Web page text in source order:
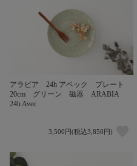
アラビア 24h アベック プレート
20cm グリーン 磁器 ARABIA
24h Avec
3,500円(税込3,850円)